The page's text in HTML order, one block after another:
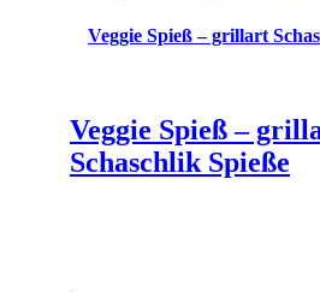
Veggie Spieß – grillart
Veggie Spieß –
Schaschlik Spieße